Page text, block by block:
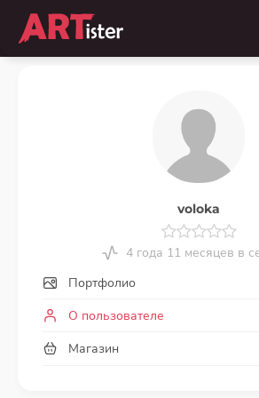
voloka
4 года 11 месяцев в
Портфолио
О пользователе
Магазин